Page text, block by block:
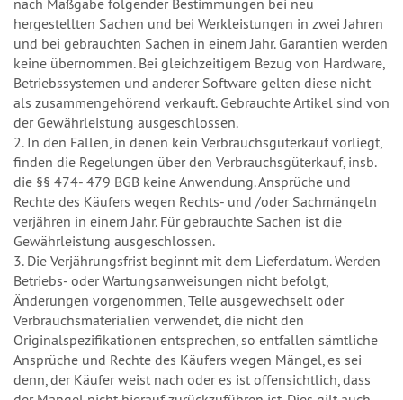
hergestellten Sachen und bei Werkleistungen in zwei Jahren
und bei gebrauchten Sachen in einem Jahr. Garantien werden
keine übernommen. Bei gleichzeitigem Bezug von Hardware,
Betriebssystemen und anderer Software gelten diese nicht
als zusammengehörend verkauft. Gebrauchte Artikel sind von
der Gewährleistung ausgeschlossen.
2. In den Fällen, in denen kein Verbrauchsgüterkauf vorliegt,
finden die Regelungen über den Verbrauchsgüterkauf, insb.
die §§ 474- 479 BGB keine Anwendung. Ansprüche und
Rechte des Käufers wegen Rechts- und /oder Sachmängeln
verjähren in einem Jahr. Für gebrauchte Sachen ist die
Gewährleistung ausgeschlossen.
3. Die Verjährungsfrist beginnt mit dem Lieferdatum. Werden
Betriebs- oder Wartungsanweisungen nicht befolgt,
Änderungen vorgenommen, Teile ausgewechselt oder
Verbrauchsmaterialien verwendet, die nicht den
Originalspezifikationen entsprechen, so entfallen sämtliche
Ansprüche und Rechte des Käufers wegen Mängel, es sei
denn, der Käufer weist nach oder es ist offensichtlich, dass